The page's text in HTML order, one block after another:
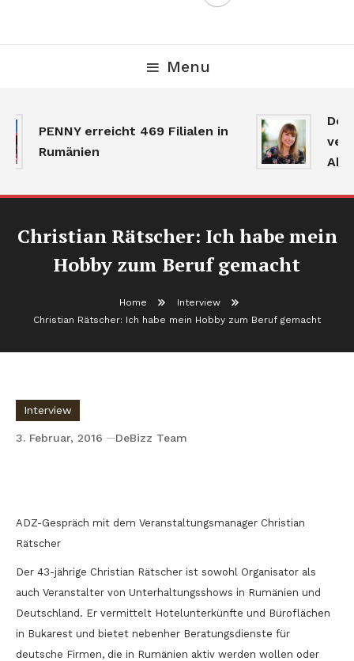
Menu
PENNY erreicht 469 Filialen in
Rumänien
Der
Christian Rätscher: Ich habe mein
Hobby zum Beruf gemacht
Home
Interview
Christian Rätscher: Ich habe mein Hobby zum Beruf gemacht
Interview
3. Februar, 2016 DeBizz Team
ADZ-Gespräch mit dem Veranstaltungsmanager Christian
Rätscher
Der 43-jährige Christian Rätscher ist sowohl Organisator als
auch Veranstalter von Unterhaltungsshows in Rumänien und
Deutschland. Er vermittelt Hotelunterkünfte und Büroflächen
in Bukarest und bietet nebenher Beratungsdienste für
deutsche Firmen, die in Rumänien aktiv werden wollen oder